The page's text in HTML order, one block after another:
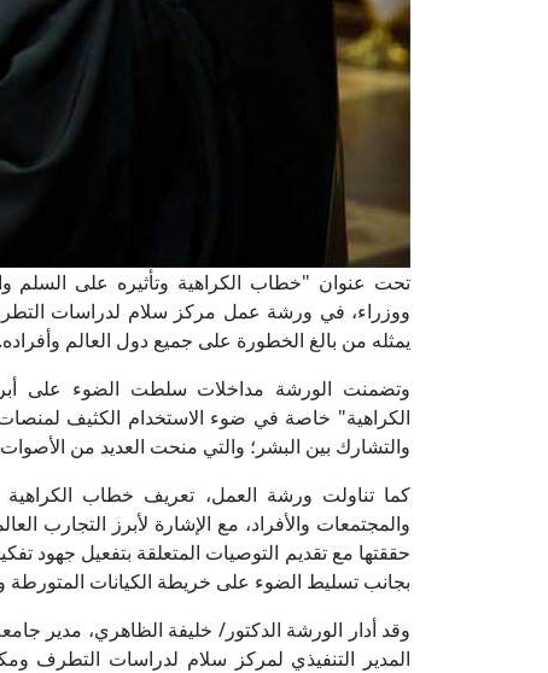
تحت عنوان "خطاب الكراهية وتأثيره على السلم
ووزراء، في ورشة عمل مركز سلام لدراسات
يمثله من بالغ الخطورة على جميع دول العالم وأفراده.
وتضمنت الورشة مداخلات سلطت الضوء على
الكراهية" خاصة في ضوء الاستخدام الكثيف
والتشارك بين البشر؛ والتي منحت العديد من
كما تناولت ورشة العمل، تعريف خطاب
والمجتمعات والأفراد، مع الإشارة لأبرز التجارب
حققتها مع تقديم التوصيات المتعلقة بتفعيل جهود
بجانب تسليط الضوء على خريطة الكيانات المتورطة
وقد أدار الورشة الدكتور/ خليفة الظاهري، مدير
المدير التنفيذي لمركز سلام لدراسات التطرف